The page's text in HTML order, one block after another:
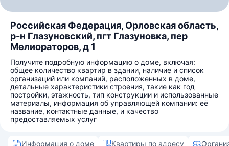
Российская Федерация, Орловская область,
р-н Глазуновский, пгт Глазуновка, пер
Мелиораторов, д 1
Получите подробную информацию о доме, включая:
общее количество квартир в здании, наличие и список
организаций или компаний, расположенных в доме,
детальные характеристики строения, такие как год
постройки, этажность, тип конструкции и использованные
материалы, информация об управляющей компании: её
название, контактные данные, и качество
предоставляемых услуг
Информация о доме Квартиры по адресу